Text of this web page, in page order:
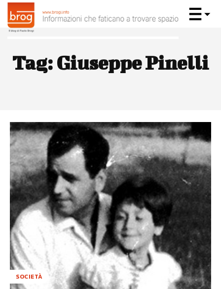
Tag: Giuseppe Pinelli
SOCIETÀ